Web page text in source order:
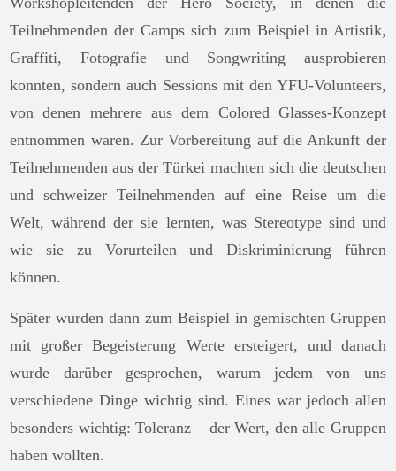
Teilnehmenden der Camps sich zum Beispiel in Artistik,
Graffiti, Fotografie und Songwriting ausprobieren
konnten, sondern auch Sessions mit den YFU-Volunteers,
von denen mehrere aus dem Colored Glasses-Konzept
entnommen waren. Zur Vorbereitung auf die Ankunft der
Teilnehmenden aus der Türkei machten sich die deutschen
und schweizer Teilnehmenden auf eine Reise um die
Welt, während der sie lernten, was Stereotype sind und
wie sie zu Vorurteilen und Diskriminierung führen
können.
Später wurden dann zum Beispiel in gemischten Gruppen
mit großer Begeisterung Werte ersteigert, und danach
wurde darüber gesprochen, warum jedem von uns
verschiedene Dinge wichtig sind. Eines war jedoch allen
besonders wichtig: Toleranz – der Wert, den alle Gruppen
haben wollten.